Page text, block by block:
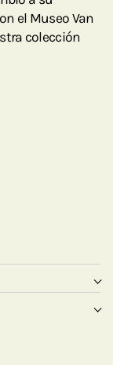
el Museo Van
colección